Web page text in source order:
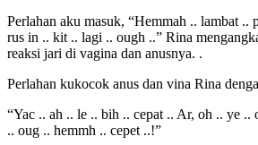
Perlahan aku masuk, “Hemmah .. lambat ..
rus in .. kit .. lagi .. ough ..” Rina
reaksi jari di vagina dan anusnya. .
Perlahan kukocok anus dan vina Rina
“Yac .. ah .. le .. bih .. cepat .. Ar, oh .. ye ..
.. oug .. hemmh .. cepet ..!”